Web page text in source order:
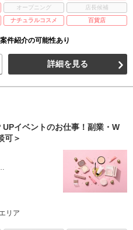
オープニング
店長候補
ナチュラルコスメ 百貨店
件紹介の可能性あり
詳細を見る
イベントのお仕事！副業・W
可＞
リア